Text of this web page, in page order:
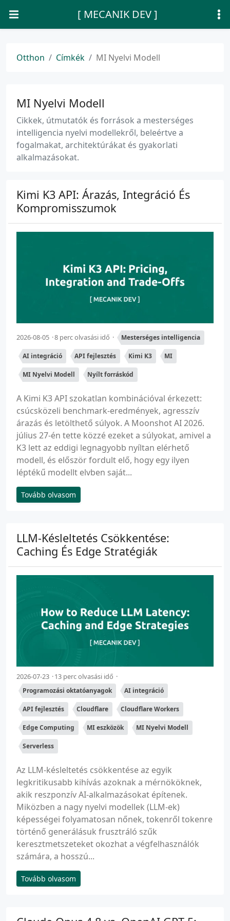
[ MECANIK DEV ]
Otthon Címkék MI Nyelvi Modell
MI Nyelvi Modell
Cikkek, útmutatók és források a mesterséges
intelligencia nyelvi modellekről, beleértve a
fogalmakat, architektúrákat és gyakorlati
alkalmazásokat.
Kimi K3 API: Árazás, Integráció És
Kompromisszumok
2026-08-05 8 perc olvasási idő Mesterséges intelligencia
AI integráció API fejlesztés Kimi K3 MI
MI Nyelvi Modell Nyílt forráskód
A Kimi K3 API szokatlan kombinációval érkezett:
csúcsközeli benchmark-eredmények, agresszív
árazás és letölthető súlyok. A Moonshot AI 2026.
július 27-én tette közzé ezeket a súlyokat, amivel a
K3 lett az eddigi legnagyobb nyíltan elérhető
modell, és először fordult elő, hogy egy ilyen
léptékű modellt elvben saját...
Tovább olvasom
LLM-Késleltetés Csökkentése:
Caching És Edge Stratégiák
2026-07-23 13 perc olvasási idő
Programozási oktatóanyagok AI integráció
API fejlesztés Cloudflare Cloudflare Workers
Edge Computing MI eszközök MI Nyelvi Modell
Serverless
Az LLM-késleltetés csökkentése az egyik
legkritikusabb kihívás azoknak a mérnököknek,
akik reszponzív AI-alkalmazásokat építenek.
Miközben a nagy nyelvi modellek (LLM-ek)
képességei folyamatosan nőnek, tokenről tokenre
történő generálásuk frusztráló szűk
keresztmetszeteket okozhat a végfelhasználók
számára, a hosszú...
Tovább olvasom